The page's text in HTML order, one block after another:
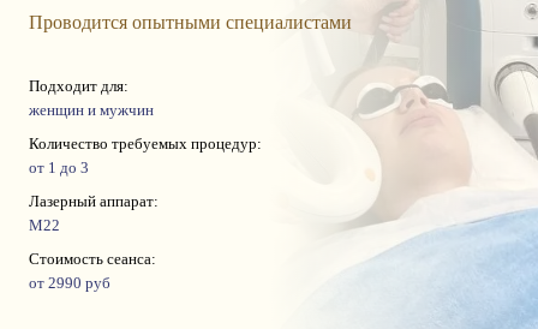
Проводится опытными специалистами
Подходит для:
женщин и мужчин
Количество требуемых процедур:
от 1 до 3
Лазерный аппарат:
М22
Стоимость сеанса:
от 2990 руб